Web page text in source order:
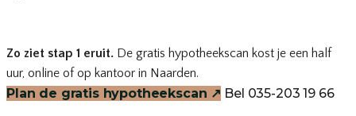
Zo ziet stap 1 eruit. De gratis hypotheekscan kost je een half
uur, online of op kantoor in Naarden.
Plan de gratis hypotheekscan ↗ Bel 035-203 19 66